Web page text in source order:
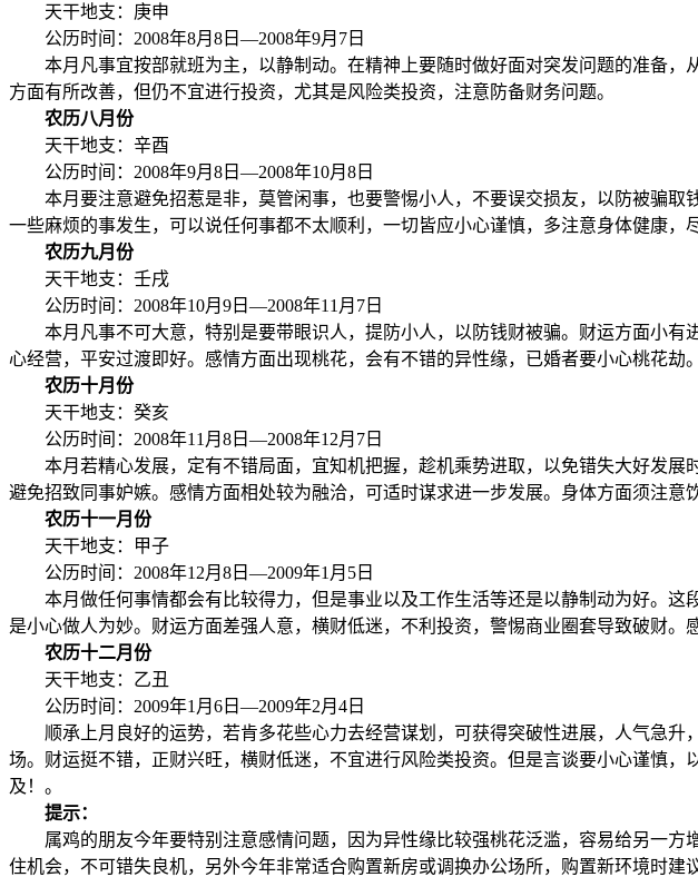
天干地支：庚申
公历时间：2008年8月8日—2008年9月7日
本月凡事宜按部就班为主，以静制动。在精神上要随时做好面对突发问题的准备，
方面有所改善，但仍不宜进行投资，尤其是风险类投资，注意防备财务问题。
农历八月份
天干地支：辛酉
公历时间：2008年9月8日—2008年10月8日
本月要注意避免招惹是非，莫管闲事，也要警惕小人，不要误交损友，以防被骗取
一些麻烦的事发生，可以说任何事都不太顺利，一切皆应小心谨慎，多注意身体健康，
农历九月份
天干地支：壬戌
公历时间：2008年10月9日—2008年11月7日
本月凡事不可大意，特别是要带眼识人，提防小人，以防钱财被骗。财运方面小有
心经营，平安过渡即好。感情方面出现桃花，会有不错的异性缘，已婚者要小心桃花劫
农历十月份
天干地支：癸亥
公历时间：2008年11月8日—2008年12月7日
本月若精心发展，定有不错局面，宜知机把握，趁机乘势进取，以免错失大好发展
避免招致同事妒嫉。感情方面相处较为融洽，可适时谋求进一步发展。身体方面须注意
农历十一月份
天干地支：甲子
公历时间：2008年12月8日—2009年1月5日
本月做任何事情都会有比较得力，但是事业以及工作生活等还是以静制动为好。这
是小心做人为妙。财运方面差强人意，横财低迷，不利投资，警惕商业圈套导致破财。
农历十二月份
天干地支：乙丑
公历时间：2009年1月6日—2009年2月4日
顺承上月良好的运势，若肯多花些心力去经营谋划，可获得突破性进展，人气急升
场。财运挺不错，正财兴旺，横财低迷，不宜进行风险类投资。但是言谈要小心谨慎
及！。
提示：
属鸡的朋友今年要特别注意感情问题，因为异性缘比较强桃花泛滥，容易给另一方
住机会，不可错失良机，另外今年非常适合购置新房或调换办公场所，购置新环境时